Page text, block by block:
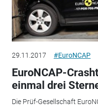
29.11.2017 #EuroNCAP
EuroNCAP-
einmal drei
Die Prüf-Gesellschaft